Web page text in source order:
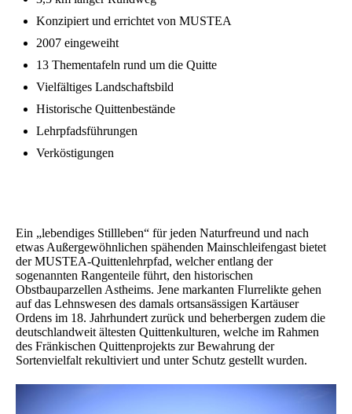
Konzipiert und errichtet von MUSTEA
2007 eingeweiht
13 Thementafeln rund um die Quitte
Vielfältiges Landschaftsbild
Historische Quittenbestände
Lehrpfadsführungen
Verköstigungen
Ein „lebendiges Stillleben“ für jeden Naturfreund und nach
etwas Außergewöhnlichen spähenden Mainschleifengast bietet
der MUSTEA-Quittenlehrpfad, welcher entlang der
sogenannten Rangenteile führt, den historischen
Obstbauparzellen Astheims. Jene markanten Flurrelikte gehen
auf das Lehnswesen des damals ortsansässigen Kartäuser
Ordens im 18. Jahrhundert zurück und beherbergen zudem die
deutschlandweit ältesten Quittenkulturen, welche im Rahmen
des Fränkischen Quittenprojekts zur Bewahrung der
Sortenvielfalt rekultiviert und unter Schutz gestellt wurden.